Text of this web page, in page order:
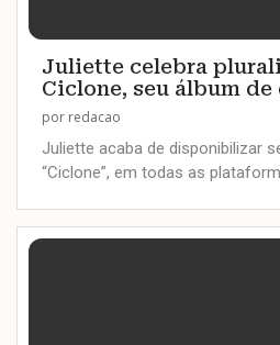
Juliette celebra
Ciclone, seu álbum de
por redacao
Juliette acaba de disponibilizar
“Ciclone”, em todas as